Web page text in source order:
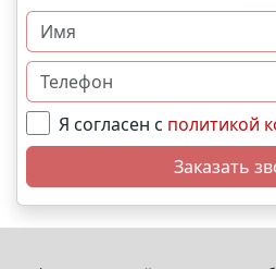
Материнский капитал; •
Свяжитесь с нами прямо
лучший вариант именно для
Я согласен с политикой
Заказать